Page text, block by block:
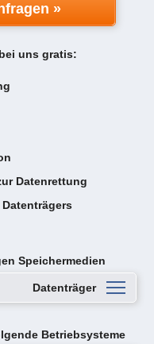
»
uns gratis:
Datenrettung
Speichermedien
Datenträger
Betriebsysteme